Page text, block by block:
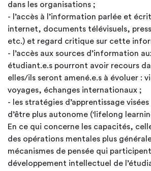
dans les organisations ;
- l’accès à l’information parlée et
internet, documents télévisuels,
etc.) et regard critique sur cette
- l’accès aux sources d’information
étudiant.e.s pourront avoir recours
elles/ils seront amené.e.s à évoluer :
voyages, échanges internationaux ;
- les stratégies d’apprentissage
d’être plus autonome ('lifelong
En ce qui concerne les capacités,
des opérations mentales plus
mécanismes de pensée qui
développement intellectuel de